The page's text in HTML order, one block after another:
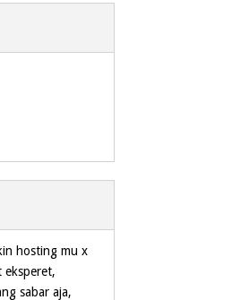
hosting mu x
eksperet,
sabar aja,